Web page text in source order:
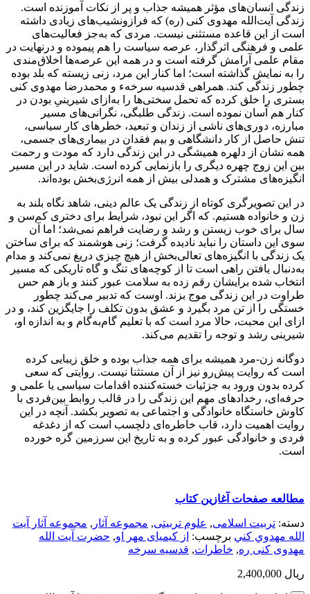
زندگی انسان‌های مؤثر همیشه جذاب و پر از نکات آموزنده است.
زندگی آیت‌الله مهدوی کنی (ره) که فرازونشیب‌های زیادی داشته
است از این قاعده مستثنی نیست. مردی که به‌جز فعالیت‌های
علمی و فرهنگی اثرگذار، عرصه سیاست را هم پیموده و درنهایت در
مقام علمی آرامش گرفته است و در همه این عرصه‌ها اخلاق‌مندی
را به نمایش گذاشته است؛ اما کنار این مرد، زنی زیسته که بلد بوده
چطور زندگی کند. همراهی قدسیه سرخهء و محمدرضا مهدوی کنی
بستری را خلق کرده که تحمل سختی‌ها را به‌ازای شیرینیِ بودن در
کنار هم آسان نموده است. زندگی طلبگی، نگرانی‌های مسیر
مبارزه، دوری‌های ناشی از زندان و تبعید، خطرهای کار سیاسی،
تنش حاصل از کار دانشگاهی و بیم فقدان در بیماری‌های جسمی،
همه نشان از دلهره همیشگی در این زندگی دارد که مودت و رحمت
بین این زوج چهره دیگری را بازنمایی کرده است. شاید در این مسیر
انگیزه‌های مشترک و همدلی بیش از همه انرژی‌بخش بوده‌اند.
در این تصویرگری کوتاه از زندگی یک عالم دینی، شاهد نگاه بلند به
زن و خانواده هستیم. که اگر این نبود، شرایط برای دختری کم‌سن و
سال برای خوب زیستن و رشد و رضایت فراهم نمی‌شد؛ اما آن
سوی این داستان را نباید نادیده گرفت؛ زنی هوشمند که برای ساختن
یک زندگی با انگیزه‌های تعالی‌بخش از هیچ چیزی دریغ نمی‌کند و مدام
به‌دنبال یافتن راهی است تا از کوچه‌های تنگ و گاه تاریکی که مسیر
انتخاب شده برایشان رقم زده به سلامت عبور کنند و باز هم حس
طراوت در این زندگی موج بزند. اوست که تدبیر می‌کند چطور
خستگی را از تن مرد بگیرد و عشق بدون تکلف را جایگزین کند، و در
ازای این محبت، حالا مرد است که با تعلیم گام‌به‌گام و به اندازه او،
شیرینی رشد و توجه را تقدیم می‌کند.
دوگانه زن-مرد همیشه برای همه جذاب بوده و خلق زیبایی کرده
است که روایت پیش‌رو نیز از آن مستثنا نیست. روایتی که سعی
کرده بدون ورود به جزئیات خسته‌کننده اقدامات سیاسی یا علمی و
حرفه‌ای، رخدادهای مهم این زندگی را در قالب روابط بین‌فردی با
کاوش خاستگاه خانوادگی و اجتماعی به تصویر بکشد. آنچه در این
روایت اهمیت دارد، قاب خاطره‌ای دلچسب است که از دغدغه
فردی و خانوادگی عبور کرده و به تاریخ این سرزمین گره خورده
است.
مطالعه صفحات آغازین کتاب
دسته: تربیت اسلامی, علوم تربیتی, مجموعه آثار , مجموعه آثار آيت
الله مهدوي كني برچسب: از کیمیای مهر او, حضرت آیت الله
مهدوی کنی ره, خاطرات, قدسیه سرخه
ریال